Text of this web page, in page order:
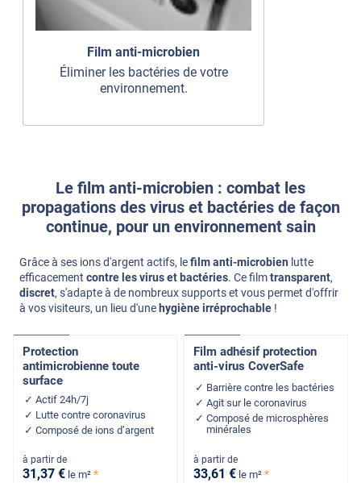
Film anti-microbien
Éliminer les bactéries de votre
environnement.
Le film anti-microbien : combat les
propagations des virus et bactéries de façon
continue, pour un environnement sain
Grâce à ses ions d'argent actifs, lefilm anti-microbien lutte
efficacement contre les virus et bactéries. Ce filmtransparent,
discret, s'adapte à de nombreux supports et vous permet d'offrir
à vos visiteurs, un lieu d'une hygiène irréprochable !
Protection
antimicrobienne toute
surface
Actif 24h/7j
Lutte contre coronavirus
Composé de ions d’argent
à partir de
31 ,37 € le m² *
Film adhésif protection
anti-virus CoverSafe
Barrière contre les bactéries
Agit sur le coronavirus
Composé de microsphères
minérales
à partir de
33,61 € le m² *